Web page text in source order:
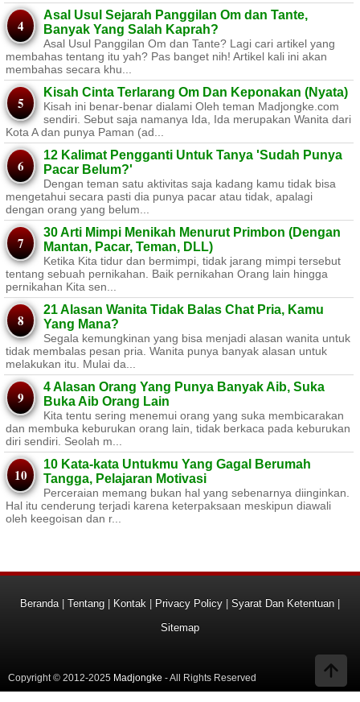
Asal Usul Sejarah Panggilan Om dan Tante,
Banyak Yang Salah Kaprah?
Asal Usul Panggilan Om dan Tante? Lagi cari artikel yang
membahas tentang itu yah? Pas banget nih! Artikel kali ini akan
membahas secara khu...
Kisah Cinta Terlarang Om Dan Keponakan (Nyata)
Kisah ini benar-benar dialami Oleh teman Madjongke.com
sendiri. Sebut saja namanya Ida, Ida merupakan Wanita dari
Kota A dan punya Paman (ad...
12 Kalimat Pengganti Untuk Tanya 'Sudah Punya
Pacar Belum?'
Dengan teman satu aktivitas saja kadang kamu tidak bisa
mengetahui secara pasti dia punya pacar atau tidak, apalagi
dengan orang yang belum...
30 Arti Mimpi Menikah Menurut Primbon (Dengan
Mantan, Pacar, Teman, DLL)
Ketika Kita tidur dan bermimpi, tidak jarang mimpi tersebut
tentang sebuah pernikahan. Baik pernikahan Orang lain hingga
pernikahan Kita sen...
21 Alasan Wanita Tidak Balas Chat Pria, Kamu
Yang Mana?
Segala kemungkinan yang bisa menjadi alasan wanita untuk
tidak membalas pesan pria. Wanita punya banyak alasan untuk
melakukan itu. Mulai da...
4 Alasan Orang Yang Punya Banyak Aib, Suka
Buka Aib Orang Lain
Kita tentu sering menemui orang yang suka membicarakan
dan membuka keburukan orang lain, tidak berkaca pada keburukan
diri sendiri. Seolah m...
10 Kata-kata Untukmu Yang Gagal Berumah
Tangga, Pelajaran Motivasi
Perceraian memang bukan hal yang sebenarnya diinginkan.
Hal itu cenderung terjadi karena keterpaksaan meskipun diawali
oleh keegoisan dan r...
Beranda | Tentang | Kontak | Privacy Policy | Syarat Dan Ketentuan |
Sitemap
Copyright © 2012-2025 Madjongke - All Rights Reserved